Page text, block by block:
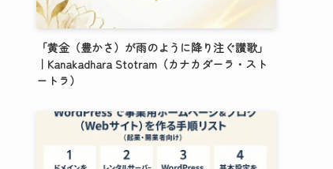
「黄金（豊かさ）が雨のように降り注ぐ讃歌」
｜Kanakadhara Stotram（カナカダーラ・スト
ートラ）